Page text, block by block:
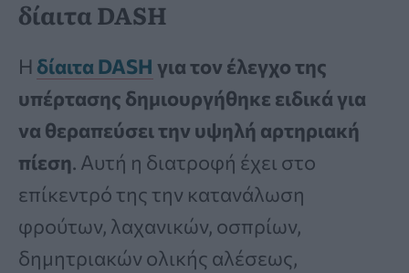
δίαιτα DASH
Η δίαιτα DASH για τον έλεγχο της
υπέρτασης δημιουργήθηκε ειδικά για
να θεραπεύσει την υψηλή αρτηριακή
πίεση. Αυτή η διατροφή έχει στο
επίκεντρό της την κατανάλωση
φρούτων, λαχανικών, οσπρίων,
δημητριακών ολικής αλέσεως,